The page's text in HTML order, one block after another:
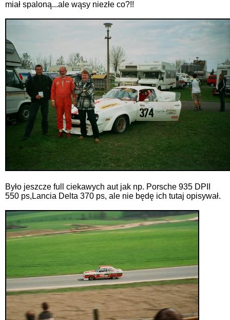
miał spaloną...ale wąsy niezłe co?!!
Było jeszcze full ciekawych aut jak np. Porsche 935 DPII
550 ps,Lancia Delta 370 ps, ale nie będę ich tutaj opisywał.